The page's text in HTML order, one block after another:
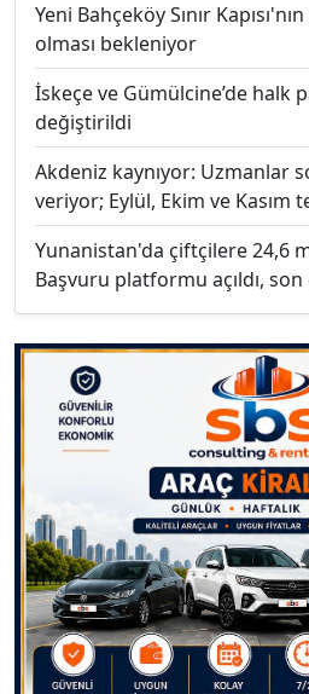
Yeni Bahçeköy Sınır
olması bekleniyor
İskeçe ve Gümülcine’de halk
değiştirildi
Akdeniz kaynıyor: Uzmanlar
veriyor; Eylül, Ekim ve Kasım
Yunanistan'da çiftçilere 24,6
Başvuru platformu açıldı,